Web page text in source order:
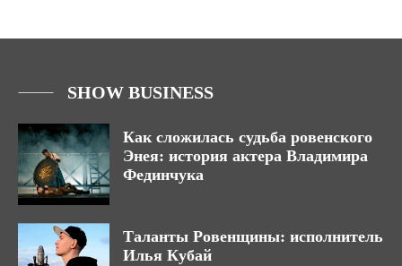
SHOW BUSINESS
Как сложилась судьба ровенского
Энея: история актера Владимира
Фединчука
Таланты Ровенщины: исполнитель
Илья Кубай